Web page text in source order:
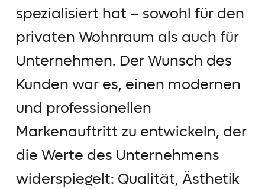
spezialisiert hat – sowohl für den
privaten Wohnraum als auch für
Unternehmen. Der Wunsch des
Kunden war es, einen modernen
und professionellen
Markenauftritt zu entwickeln, der
die Werte des Unternehmens
widerspiegelt: Qualität, Ästhetik